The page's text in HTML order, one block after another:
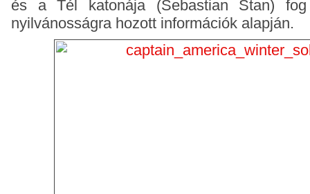
és a Tél katonája (Sebastian Stan)
nyilvánosságra hozott információk alapján.